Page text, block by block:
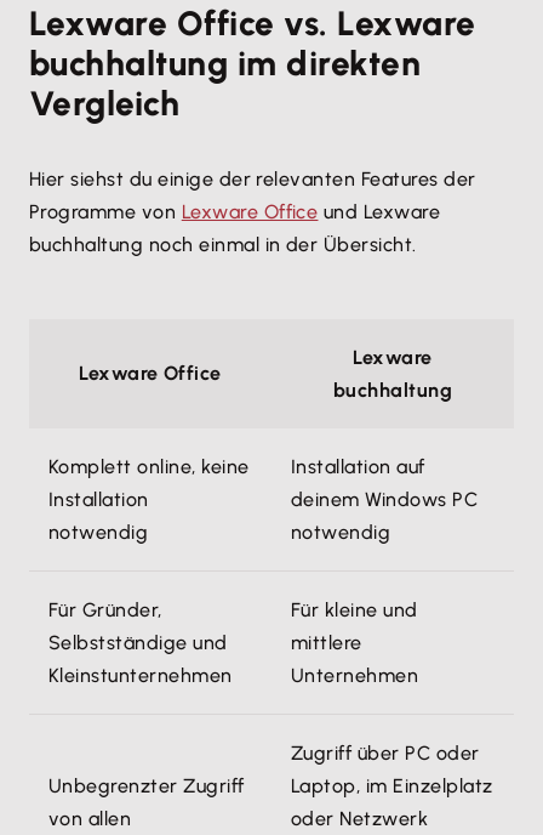
Lexware Office vs. Lexware
buchhaltung im direkten
Vergleich
Hier siehst du einige der relevanten Features der
Programme von Lexware Office und Lexware
buchhaltung noch einmal in der Übersicht.
Lexware Office
Lexware
buchhaltung
Komplett online, keine
Installation
notwendig
Installation auf
deinem Windows PC
notwendig
Für Gründer,
Selbstständige und
Kleinstunternehmen
Für kleine und
mittlere
Unternehmen
Unbegrenzter Zugriff
von allen
Zugriff über PC oder
Laptop, im Einzelplatz
oder Netzwerk